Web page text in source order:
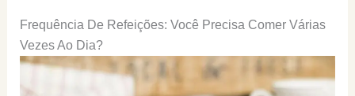
Frequência De Refeições: Você Precisa Comer Várias
Vezes Ao Dia?